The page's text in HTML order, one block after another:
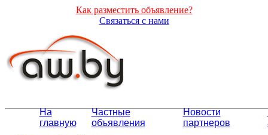
Как разместить объявление?
Связаться с нами
На
главную
Частные
объявления
Новости
партнеров